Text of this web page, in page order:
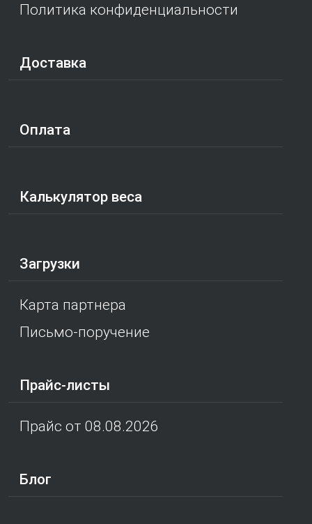
Политика конфиденциальности
Доставка
Оплата
Калькулятор веса
Загрузки
Карта партнера
Письмо-поручение
Прайс-листы
Прайс от 08.08.2026
Блог